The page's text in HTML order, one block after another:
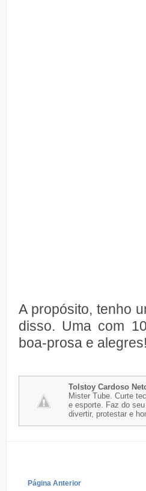
A propósito, tenho
disso. Uma com
boa-prosa e alegres!
Tolstoy Cardoso
Mister Tube. Curte
e esporte. Faz do
divertir, protestar e
Página Anterior